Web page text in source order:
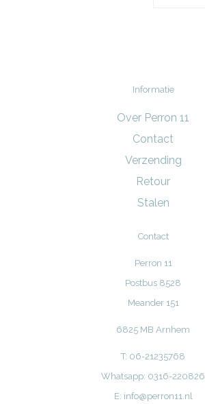
Informatie
Over Perron 11
Contact
Verzending
Retour
Stalen
Contact
Perron 11
Postbus 8528
Meander 151
6825 MB Arnhem
T: 06-21235768
Whatsapp: 0316-220826
E: info@perron11.nl